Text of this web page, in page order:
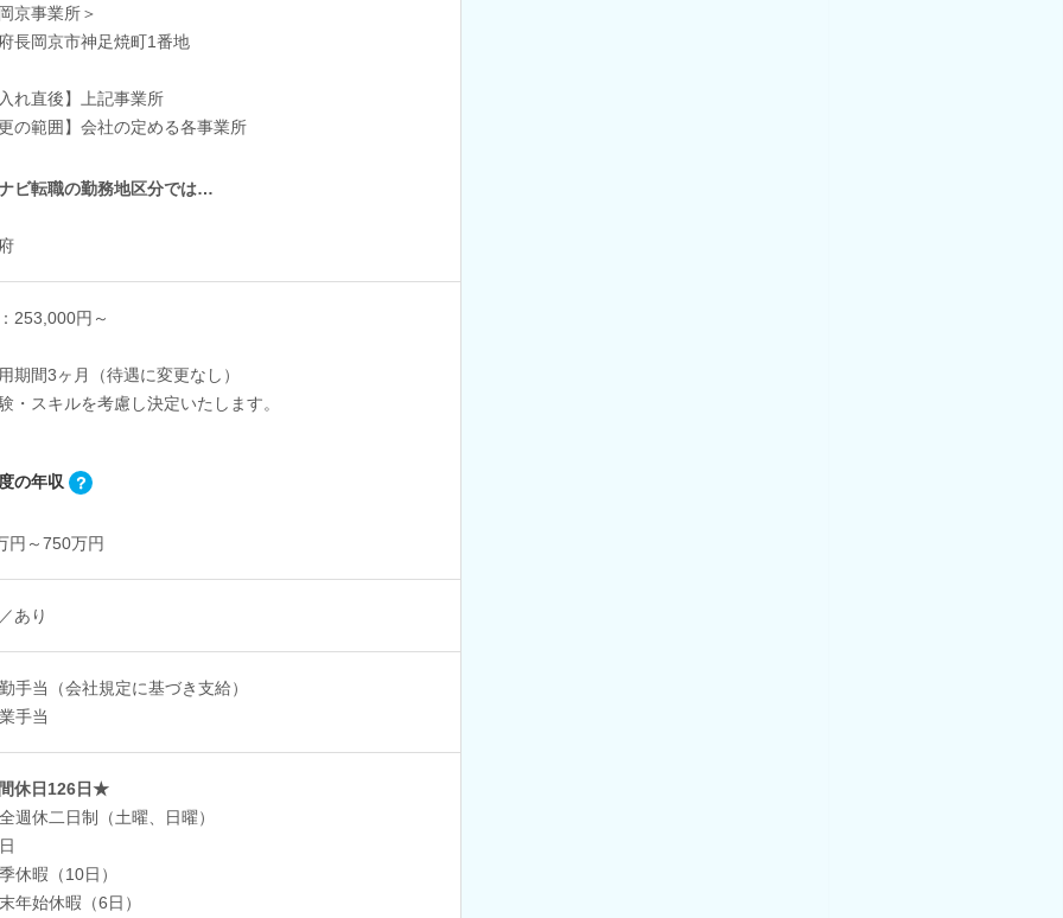
京事業所＞
長岡京市神足焼町1番地
れ直後】上記事業所
の範囲】会社の定める各事業所
ビ転職の勤務地区分では…
253,000円～
期間3ヶ月（待遇に変更なし）
・スキルを考慮し決定いたします。
の年収
円～750万円
あり
手当（会社規定に基づき支給）
手当
休日126日★
週休二日制（土曜、日曜）
休暇（10日）
年始休暇（6日）